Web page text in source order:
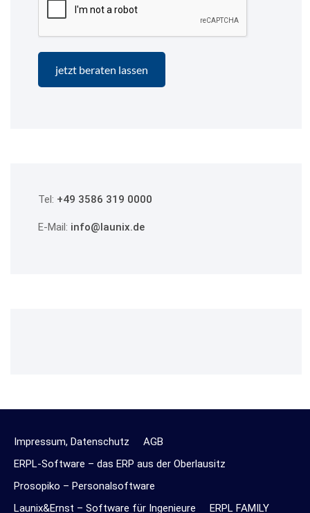
Tel: +49 3586 319 0000
E-Mail: info@launix.de
Impressum, Datenschutz
AGB
ERPL-Software – das ERP aus der Oberlausitz
Prosopiko – Personalsoftware
Launix&Ernst – Software für Ingenieure
ERPL FAMILY